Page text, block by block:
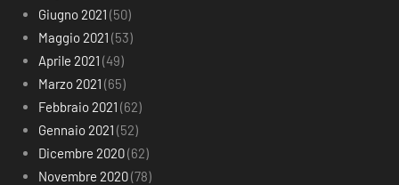
Giugno 2021 (50)
Maggio 2021 (53)
Aprile 2021 (49)
Marzo 2021 (65)
Febbraio 2021 (62)
Gennaio 2021 (52)
Dicembre 2020(62)
Novembre 2020(78)